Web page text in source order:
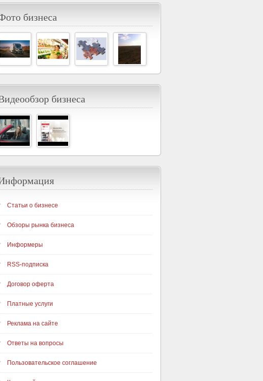
бизнеса
бизнеса
Статьи о бизнесе
Обзоры рынка бизнеса
Информеры
RSS-подписка
Договор оферта
Платные услуги
Реклама на сайте
Ответы на вопросы
Пользовательское соглашение